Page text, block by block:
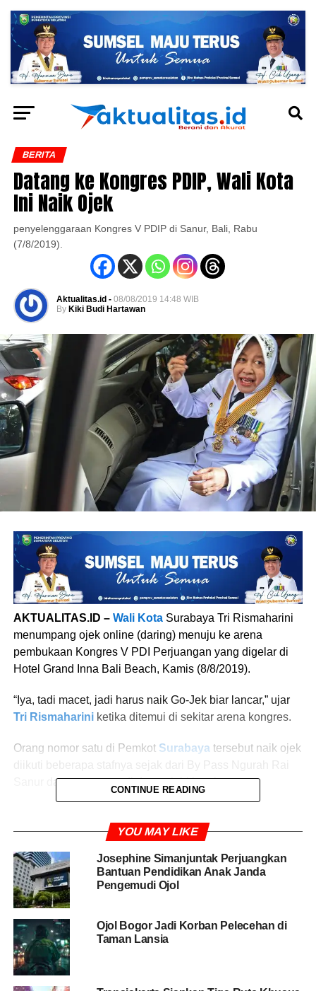
BERITA
Datang ke Kongres PDIP, Wali Kota
Ini Naik Ojek
penyelenggaraan Kongres V PDIP di Sanur, Bali, Rabu
(7/8/2019).
Aktualitas.id - 08/08/2019 14:48 WIB
By Kiki Budi Hartawan
AKTUALITAS.ID – Wali Kota Surabaya Tri Rismaharini
menumpang ojek online (daring) menuju ke arena
pembukaan Kongres V PDI Perjuangan yang digelar di
Hotel Grand Inna Bali Beach, Kamis (8/8/2019).
“Iya, tadi macet, jadi harus naik Go-Jek biar lancar,” ujar
Tri Rismaharini ketika ditemui di sekitar arena kongres.
Orang nomor satu di Pemkot Surabaya tersebut naik ojek
Sanur dan turun tepat di depan lobi hotel.
panjang berlambang PDIP dan mengalungi kartu
empat jalan menuju hotel, namun setelah mengetahui
penumpang ojek adalah Risma maka diperbolehkan
masuk.
BACA JUGA
Soal Pembangunan Kampung
Akuarium, PDIP Sebut Anies Langgar Perda RDTR
CONTINUE READING
YOU MAY LIKE
Josephine Simanjuntak Perjuangkan
Bantuan Pendidikan Anak Janda
Pengemudi Ojol
Ojol Bogor Jadi Korban Pelecehan di
Taman Lansia